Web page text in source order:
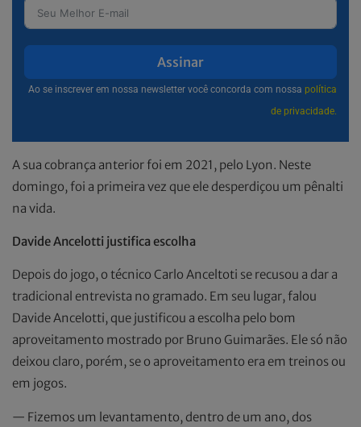
Assinar
Ao se inscrever em nossa newsletter você concorda com nossa política
de privacidade.
A sua cobrança anterior foi em 2021, pelo Lyon. Neste
domingo, foi a primeira vez que ele desperdiçou um pênalti
na vida.
Davide Ancelotti justifica escolha
Depois do jogo, o técnico Carlo Anceltoti se recusou a dar a
tradicional entrevista no gramado. Em seu lugar, falou
Davide Ancelotti, que justificou a escolha pelo bom
aproveitamento mostrado por Bruno Guimarães. Ele só não
deixou claro, porém, se o aproveitamento era em treinos ou
em jogos.
— Fizemos um levantamento, dentro de um ano, dos